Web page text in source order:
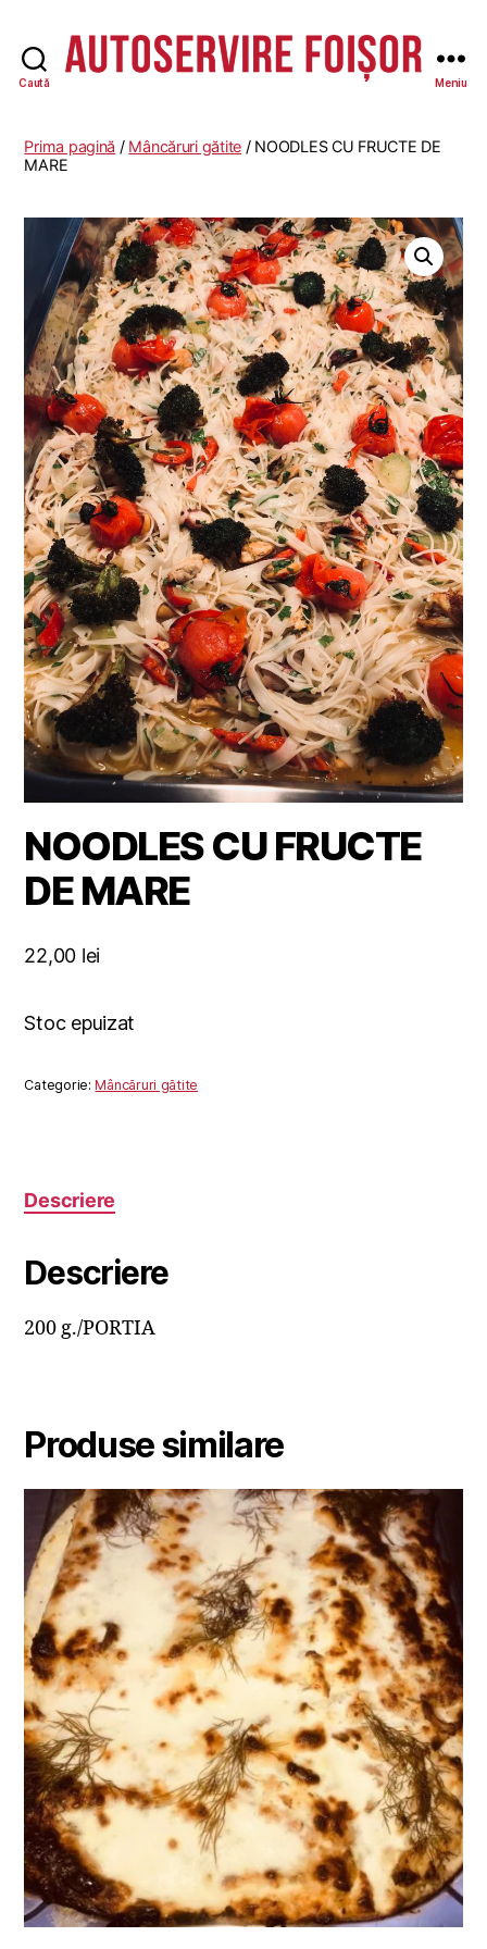
Caută Meniu
Prima pagină / Mâncăruri gătite / NOODLES CU FRUCTE DE
MARE
NOODLES CU FRUCTE
DE MARE
22,00 lei
Stoc epuizat
Categorie:Mâncăruri gătite
Descriere
Descriere
200 g./PORTIA
Produse similare